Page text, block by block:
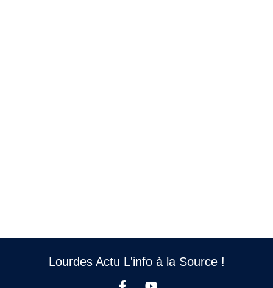
Lourdes Actu L'info à la Source !